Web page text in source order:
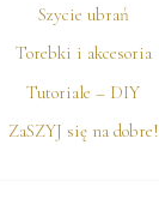
Szycie ubrań
Torebki i akcesoria
Tutoriale – DIY
ZaSZYJ się na dobre!